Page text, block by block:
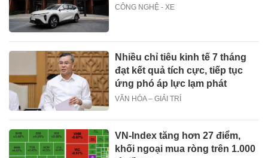
CÔNG NGHỆ - XE
Nhiều chỉ tiêu kinh tế 7 tháng
đạt kết quả tích cực, tiếp tục
ứng phó áp lực lạm phát
VĂN HÓA – GIẢI TRÍ
VN-Index tăng hơn 27 điểm,
khối ngoại mua ròng trên 1.000